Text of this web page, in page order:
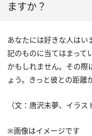
ますか？
あなたには好きな人は
記のものに当てはまって
かもしれません。その際
ょう。きっと彼との距離
（文：唐沢未夢、イラ
※画像はイメージです